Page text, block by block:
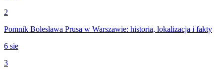
2
Pomnik Bolesława Prusa w Warszawie: historia, lokalizacja i fakty
6 sie
3